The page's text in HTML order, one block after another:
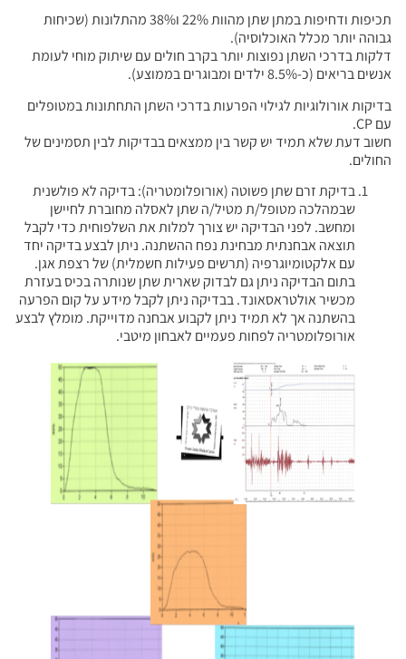
תכיפות ודחיפות במתן שתן מהוות 22% ו38% מהתלונות (שכיחות
גבוהה יותר מכלל האוכלוסיה).
דלקות בדרכי השתן נפוצות יותר בקרב חולים עם שיתוק מוחי לעומת
אנשים בריאים (כ-8.5% ילדים ומבוגרים בממוצע).
בדיקות אורולוגיות לגילוי הפרעות בדרכי השתן התחתונות במטופלים
עם CP.
חשוב דעת שלא תמיד יש קשר בין ממצאים בבדיקות לבין תסמינים של
החולים.
בדיקת זרם שתן פשוטה (אורופלומטריה): בדיקה לא פולשנית
שבמהלכה מטופל/ת מטיל/ה שתן לאסלה מחוברת לחיישן
ומחשב. לפני הבדיקה יש צורך למלות את השלפוחית כדי לקבל
תוצאה אבחנתית מבחינת נפח ההשתנה. ניתן לבצע בדיקה יחד
עם אלקטומיוגרפיה (תרשים פעילות חשמלית) של רצפת אגן.
בתום הבדיקה ניתן גם לבדוק שארית שתן שנותרה בכיס בעזרת
מכשיר אולטראסאונד. בבדיקה ניתן לקבל מידע על קום הפרעה
בהשתנה אך לא תמיד ניתן לקבוע אבחנה מדוייקת. מומלץ לבצע
אורופלומטריה לפחות פעמיים לאבחון מיטבי.